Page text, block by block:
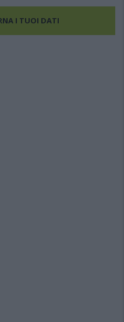
I TUOI DATI